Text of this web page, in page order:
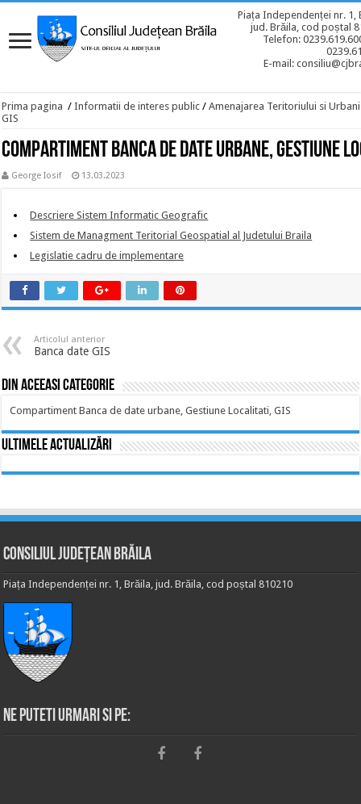
Piața Independenței nr. 1,
jud. Brăila, cod poștal
Telefon:
E-mail:
Prima pagina / Informatii de interes public / Amenajarea Teritoriului si
GIS
Compartiment Banca de date urbane, Gestiune
George Iosif 13.03.2023
Descriere Sistem Informatic Geografic
Sistem de Managment Teritorial Geospatial al Judetului Braila
Legislatie cadru de implementare
Articolul anterior
Banca date GIS
Din aceeasi categorie
Compartiment Banca de date urbane, Gestiune Localitati, GIS
Ultimele actualizări
Consiliul Județean Brăila
Piața Independenței nr. 1, Brăila, jud. Brăila, cod poștal 810210
Ne puteti urmari si pe: